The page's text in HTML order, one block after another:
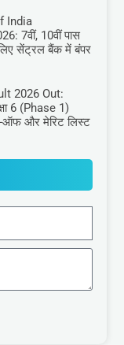
India
7वीं, 10वीं पास
सेंट्रल बैंक में बंपर
2026 Out:
6 (Phase 1)
ऑफ और मेरिट लिस्ट